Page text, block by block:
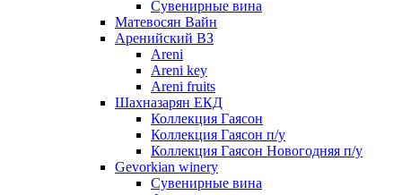
Cувенирные вина
Матевосян Вайн
Аренийский ВЗ
Areni
Areni key
Areni fruits
Шахназарян ЕКД
Коллекция Гаясон
Коллекция Гаясон п/у
Коллекция Гаясон Новогодняя п/у
Gevorkian winery
Сувенирные вина